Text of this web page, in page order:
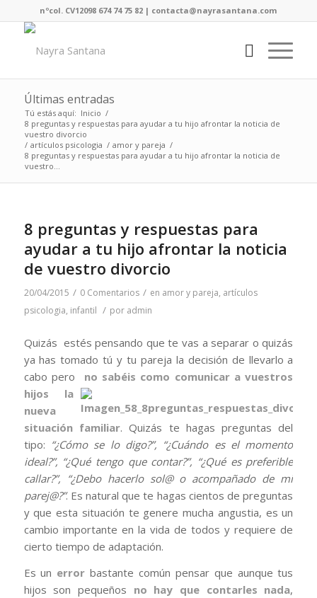
nºcol. CV12098 674 74 75 82 | contacta@nayrasantana.com
Últimas entradas
Tú estás aquí: Inicio /
8 preguntas y respuestas para ayudar a tu hijo afrontar la noticia de
vuestro divorcio
/ artículos psicologia / amor y pareja /
8 preguntas y respuestas para ayudar a tu hijo afrontar la noticia de
vuestro...
8 preguntas y respuestas para
ayudar a tu hijo afrontar la noticia
de vuestro divorcio
20/04/2015 / 0 Comentarios / en amor y pareja, artículos
psicologia, infantil / por admin
Quizás estés pensando que te vas a separar o quizás
ya has tomado tú y tu pareja la decisión de llevarlo a
cabo pero no sabéis como comunicar a vuestros
hijos la
nueva
situación familiar. Quizás te hagas preguntas del
tipo: “¿Cómo se lo digo?”, “¿Cuándo es el momento
ideal?”, “¿Qué tengo que contar?”, “¿Qué es preferible
callar?”, “¿Debo hacerlo sol@ o acompañado de mi
parej@?”. Es natural que te hagas cientos de preguntas
y que esta situación te genere mucha angustia, es un
cambio importante en la vida de todos y requiere de
cierto tiempo de adaptación.
Es un error bastante común pensar que aunque tus
hijos son pequeños no hay que contarles nada,